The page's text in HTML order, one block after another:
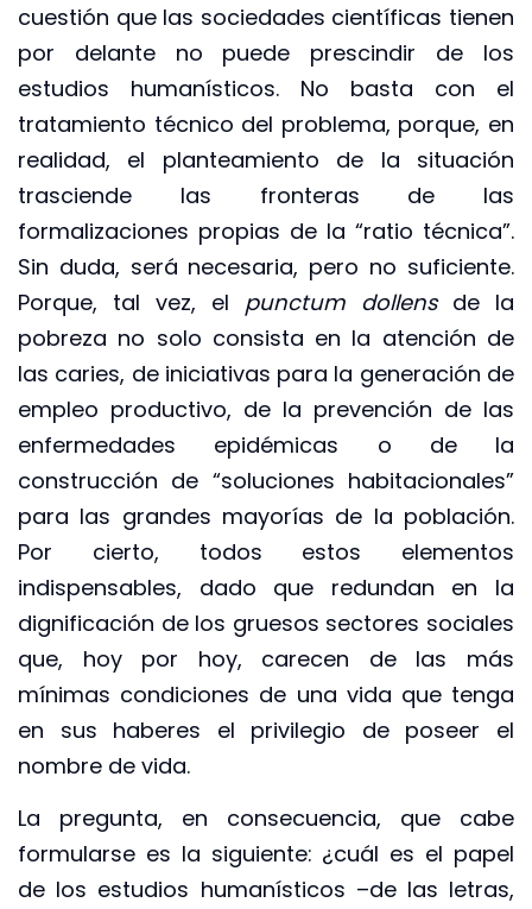
cuestión que las sociedades científicas tienen
por delante no puede prescindir de los
estudios humanísticos. No basta con el
tratamiento técnico del problema, porque, en
realidad, el planteamiento de la situación
trasciende las fronteras de las
formalizaciones propias de la “ratio técnica”.
Sin duda, será necesaria, pero no suficiente.
Porque, tal vez, el punctum dollensde la
pobreza no solo consista en la atención de
las caries, de iniciativas para la generación de
empleo productivo, de la prevención de las
enfermedades epidémicas o de la
construcción de “soluciones habitacionales”
para las grandes mayorías de la población.
Por cierto, todos estos elementos
indispensables, dado que redundan en la
dignificación de los gruesos sectores sociales
que, hoy por hoy, carecen de las más
mínimas condiciones de una vida que tenga
en sus haberes el privilegio de poseer el
nombre de vida.
La pregunta, en consecuencia, que cabe
formularse es la siguiente: ¿cuál es el papel
de los estudios humanísticos –de las letras,